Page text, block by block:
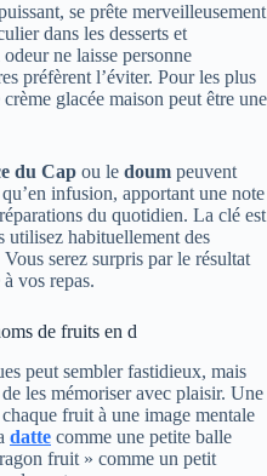
se prête merveilleusement
dans les desserts et
ne laisse personne
préfèrent l’éviter. Pour les plus
glacée maison peut être une
du Cap ou le doum peuvent
infusion, apportant une note
du quotidien. La clé est
utilisez habituellement des
serez surpris par le résultat
vos repas.
de fruits en d
peut sembler fastidieux, mais
les mémoriser avec plaisir. Une
fruit à une image mentale
datte comme une petite balle
fruit » comme un petit